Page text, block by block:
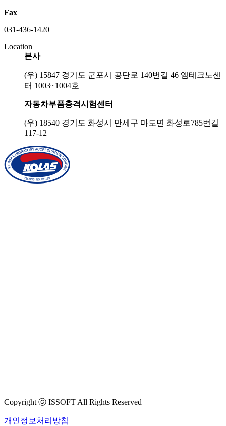
Fax
031-436-1420
Location
본사
(우) 15847 경기도 군포시 공단로 140번길 46 엠테크노센
터 1003~1004호
자동차부품충격시험센터
(우) 18540 경기도 화성시 만세구 마도면 화성로785번길
117-12
Copyright ⓒ ISSOFT All Rights Reserved
개인정보처리방침